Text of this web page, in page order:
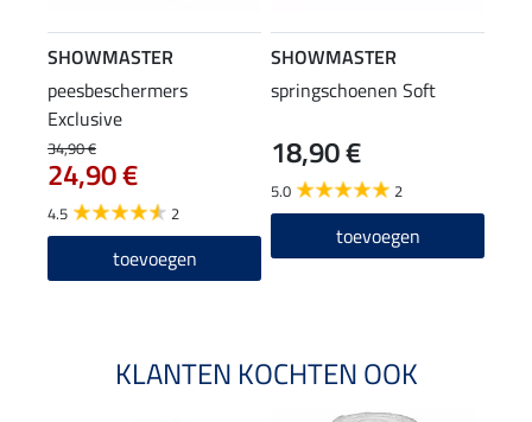
SHOWMASTER
peesbeschermers
Exclusive
34,90 €
24,90 €
4.5 2
toevoegen
SHOWMASTER
springschoenen Soft
18,90 €
5.0 2
toevoegen
KLANTEN KOCHTEN OOK